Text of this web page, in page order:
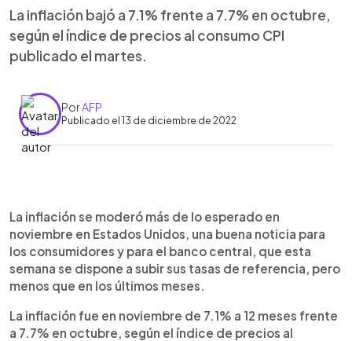
La inflación bajó a 7.1% frente a 7.7% en octubre,
según el índice de precios al consumo CPI
publicado el martes.
PorAFP
Publicado el 13 de diciembre de 2022
► Escuchar artículo
La inflación se moderó más de lo esperado en
noviembre en Estados Unidos, una buena noticia para
los consumidores y para el banco central, que esta
semana se dispone a subir sus tasas de referencia, pero
menos que en los últimos meses.
La inflación fue en noviembre de 7.1% a 12 meses frente
a 7.7% en octubre, según el índice de precios al